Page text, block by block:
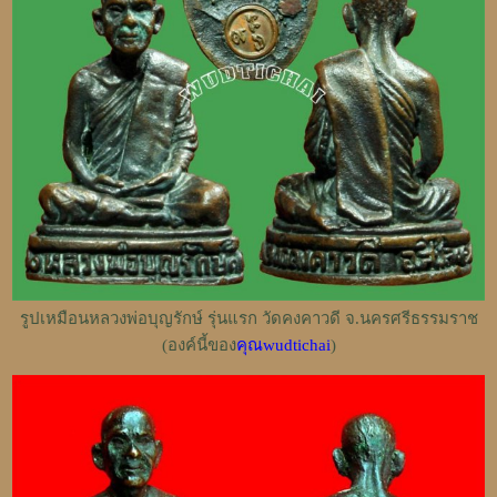
รูปเหมือนหลวงพ่อบุญรักษ์ รุ่นแรก วัดคงคาวดี จ.นครศรีธรรมราช
(องค์นี้ของคุณwudtichai)